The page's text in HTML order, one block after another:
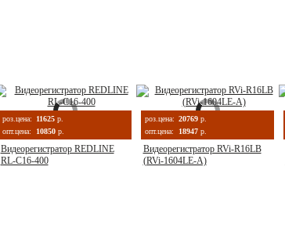
роз.цена: 11625 р.
опт.цена:
10850 р.
Видеорегистратор REDLINE
RL-C16-400
роз.цена: 20769 р.
опт.цена:
18947 р.
Видеорегистратор RVi-R16LB
(RVi-1604LE-A)